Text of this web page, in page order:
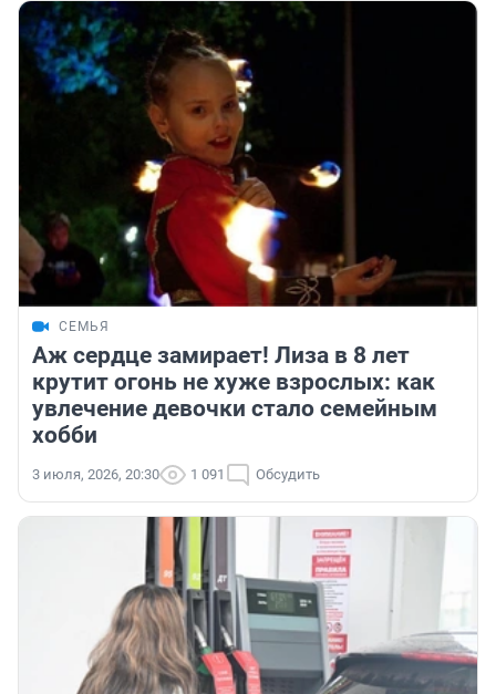
СЕМЬЯ
Аж сердце замирает! Лиза в 8 лет
крутит огонь не хуже взрослых: как
увлечение девочки стало семейным
хобби
3 июля, 2026, 20:30 1 091 Обсудить